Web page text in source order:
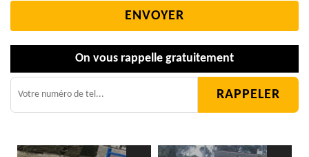
On vous rappelle gratuitement